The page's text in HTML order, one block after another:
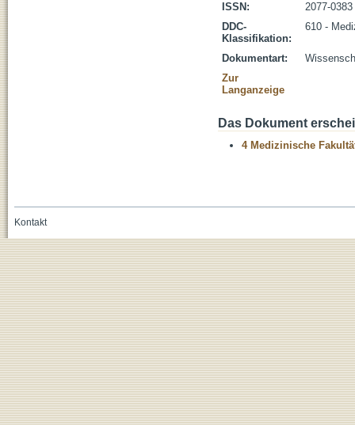
ISSN:
2077-0383
DDC-
Klassifikation:
610 -
Dokumentart:
Zur
Langanzeige
Das Dokument
4 Medizinische
Kontakt